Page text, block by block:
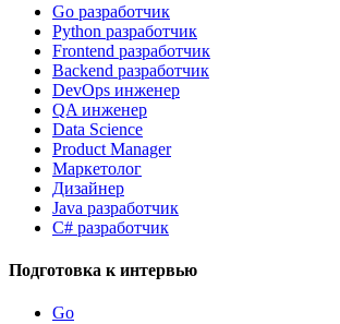
Go разработчик
Python разработчик
Frontend разработчик
Backend разработчик
DevOps инженер
QA инженер
Data Science
Product Manager
Маркетолог
Дизайнер
Java разработчик
C# разработчик
Подготовка к интервью
Go